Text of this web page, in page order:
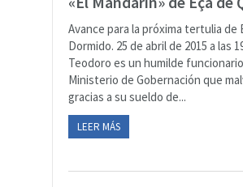
Avance para la próxima tertulia de
Dormido. 25 de abril de 2015 a las
Teodoro es un humilde
Ministerio de Gobernación que
gracias a su sueldo de...
LEER MÁS